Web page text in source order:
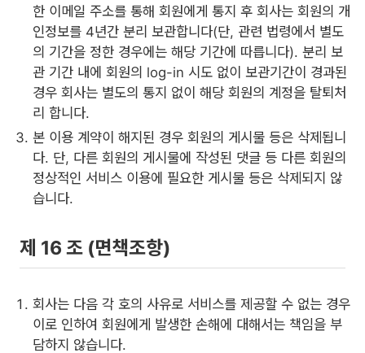
한 이메일 주소를 통해 회원에게 통지 후 회사는 회원의 개
인정보를 4년간 분리 보관합니다(단, 관련 법령에서 별도
의 기간을 정한 경우에는 해당 기간에 따릅니다). 분리 보
관 기간 내에 회원의 log-in 시도 없이 보관기간이 경과된
경우 회사는 별도의 통지 없이 해당 회원의 계정을 탈퇴처
리 합니다.
본 이용 계약이 해지된 경우 회원의 게시물 등은 삭제됩니
다. 단, 다른 회원의 게시물에 작성된 댓글 등 다른 회원의
정상적인 서비스 이용에 필요한 게시물 등은 삭제되지 않
습니다.
제 16 조 (면책조항)
회사는 다음 각 호의 사유로 서비스를 제공할 수 없는 경우
이로 인하여 회원에게 발생한 손해에 대해서는 책임을 부
담하지 않습니다.